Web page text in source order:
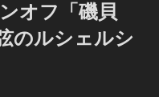
オフ「磯貝
のルシェルシ